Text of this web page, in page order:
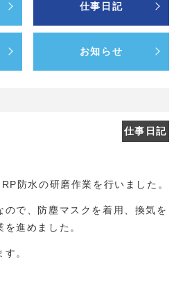
仕事日記
お知らせ
仕事日記
防水の研磨作業を行いました。
ので、防塵マスクを着用、換気を
進めました。
。